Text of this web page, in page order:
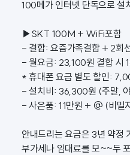
100메가 인터넷 단독으로 설
▶SKT 100M + WiFi포함
- 결합: 요즘가족결합 + 2회
- 월요금: 23,100원 결합 시
* 휴대폰 요금 별도 할인:
- 설치비: 36,300원 (주말,
- 사은품: 11만원 + @ (비밀
안내드리는 요금은 3년 약정
부가세나 임대료를 모~~두